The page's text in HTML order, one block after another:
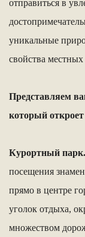
отправиться в
уникальные
свойства местных
Представляем
который откроет
Курортный парк.
посещения
прямо в центре
уголок отдыха,
множеством